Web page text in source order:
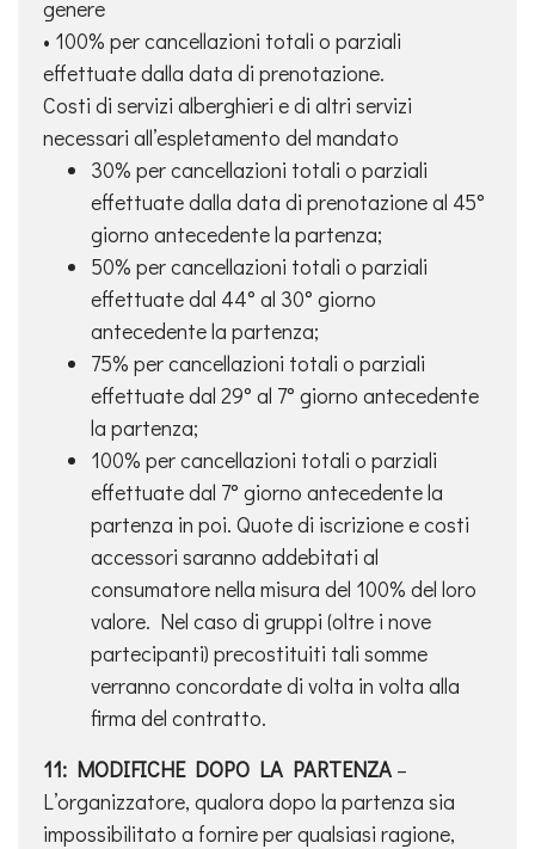
genere
• 100% per cancellazioni totali o parziali
effettuate dalla data di prenotazione.
Costi di servizi alberghieri e di altri servizi
necessari all’espletamento del mandato
30% per cancellazioni totali o parziali
effettuate dalla data di prenotazione al 45°
giorno antecedente la partenza;
50% per cancellazioni totali o parziali
effettuate dal 44° al 30° giorno
antecedente la partenza;
75% per cancellazioni totali o parziali
effettuate dal 29° al 7° giorno antecedente
la partenza;
100% per cancellazioni totali o parziali
effettuate dal 7° giorno antecedente la
partenza in poi. Quote di iscrizione e costi
accessori saranno addebitati al
consumatore nella misura del 100% del loro
valore. Nel caso di gruppi (oltre i nove
partecipanti) precostituiti tali somme
verranno concordate di volta in volta alla
firma del contratto.
11: MODIFICHE DOPO LA PARTENZA –
L’organizzatore, qualora dopo la partenza sia
impossibilitato a fornire per qualsiasi ragione,